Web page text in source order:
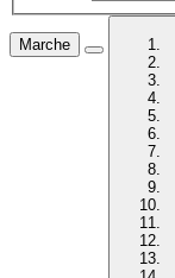
Marche